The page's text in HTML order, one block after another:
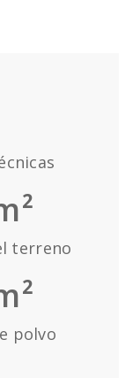
terreno
polvo